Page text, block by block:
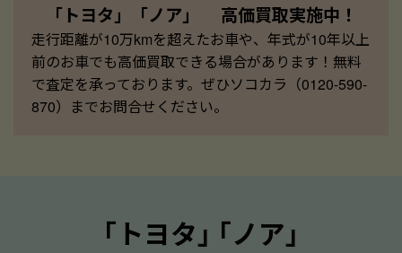
「トヨタ」「ノア」 高価買取実施中！
走行距離が10万kmを超えたお車や、年式が10年以上
前のお車でも高価買取できる場合があります！無料
で査定を承っております。ぜひソコカラ（0120-590-
870）までお問合せください。
｢トヨタ｣ ｢ノア｣